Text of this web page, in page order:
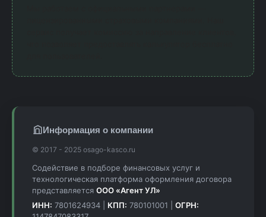
Информация о компании
© 2017 - 2025 osago-kasco.ru
Содействие в подборе финансовых услуг и
технологическая платформа оформления договора
представляется ООО «Агент УЛ»
ИНН: 7801624934 | КПП: 780101001 | ОГРН: